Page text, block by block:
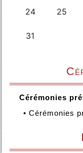
Cérémonies
• Cérémonies